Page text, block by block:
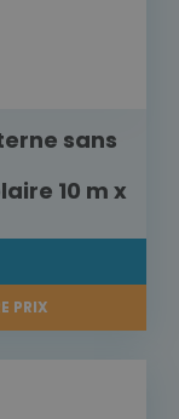
sans
10 m x
PRIX